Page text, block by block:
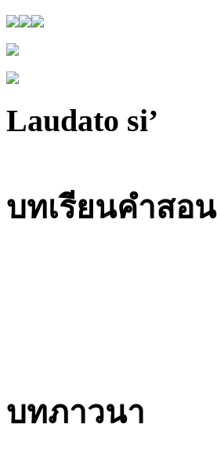
Laudato si’
บทเรียนคำสอน
บทภาวนา